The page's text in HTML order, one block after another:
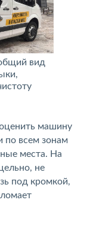
вид
машину
по всем зонам
места. На
не
под кромкой,